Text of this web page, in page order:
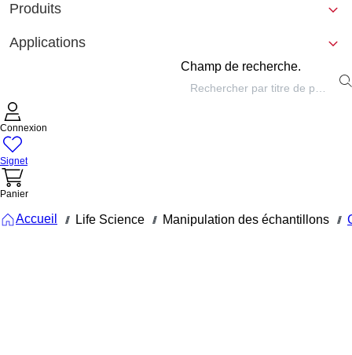
Produits
Applications
Champ de recherche.
Connexion
Signet
Panier
Accueil /// Life Science /// Manipulation des échantillons ///